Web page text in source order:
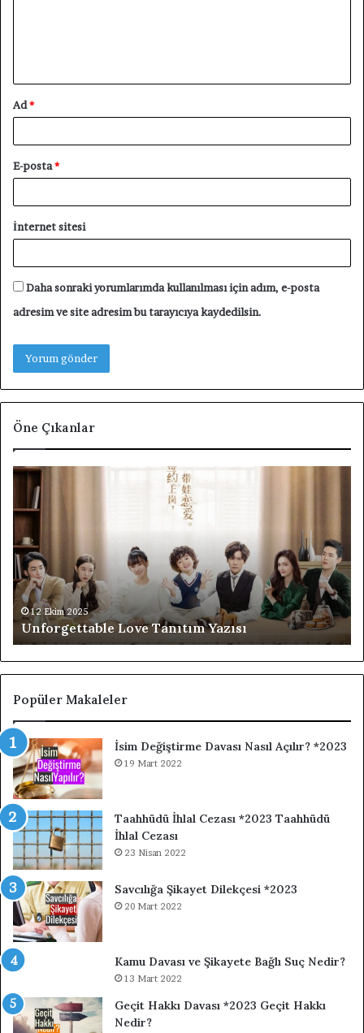
Ad*
E-posta*
İnternet sitesi
Daha sonraki yorumlarımda kullanılması için adım, e-posta
adresim ve site adresim bu tarayıcıya kaydedilsin.
Öne Çıkanlar
Unforgettable
Love
Tanıtım
12 Ekim 2025
Unforgettable Love Tanıtım Yazısı
Popüler Makaleler
İsim Değiştirme Davası Nasıl Açılır? *2023
19 Mart 2022
Taahhüdü İhlal Cezası *2023 Taahhüdü
İhlal Cezası
23 Nisan 2022
Savcılığa Şikayet Dilekçesi *2023
20 Mart 2022
Kamu Davası ve Şikayete Bağlı Suç Nedir?
13 Mart 2022
Geçit Hakkı Davası *2023 Geçit Hakkı
Nedir?